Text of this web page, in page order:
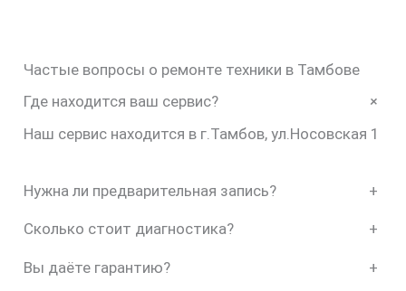
Частые вопросы о ремонте техники в Тамбове
Где находится ваш сервис?
+
Наш сервис находится в г.Тамбов, ул.Носовская 1
Нужна ли предварительная запись? +
Сколько стоит диагностика? +
Вы даёте гарантию? +